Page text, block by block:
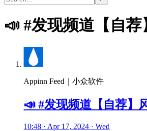
📣 #发现频道【自
Appinn Feed｜小众软件
📣 #发现频道【自荐】
10:48 · Apr 17, 2024 · Wed